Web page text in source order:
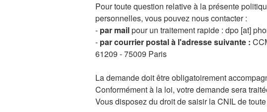
à votre demande. Nous nous efforcerons de
Si vous disposez d’un compte Phonandroid,
Connectez-vous
Vous pourrez également corriger, modifier ou
accéder à certaines données, contactez-nous
Obtenir la correction de données
Vous avez également la possibilité de
limitation de leur traitement le temps de leur
Pour toute question relative à la présente
personnelles, vous pouvez nous contacter :
- par mailpour un traitement rapide : dpo [at]
- par courrier postal à l'adresse suivante :
61209 - 75009 Paris
La demande doit être obligatoirement
Conformément à la loi, votre demande sera
Vous disposez du droit de saisir la CNIL de